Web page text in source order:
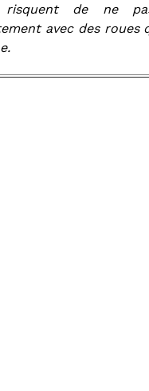
risquent de ne
avec des roues